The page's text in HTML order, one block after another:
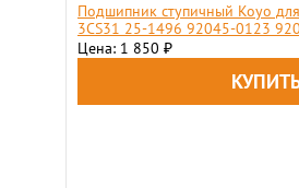
Подшипник ступичный Koyo
3CS31 25-1496 92045-0123
Цена: 1 850 ₽